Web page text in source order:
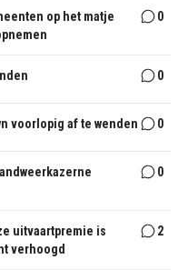
op het matje
0
0
voorlopig af te wenden 0
0
uitvaartpremie is
verhoogd
2